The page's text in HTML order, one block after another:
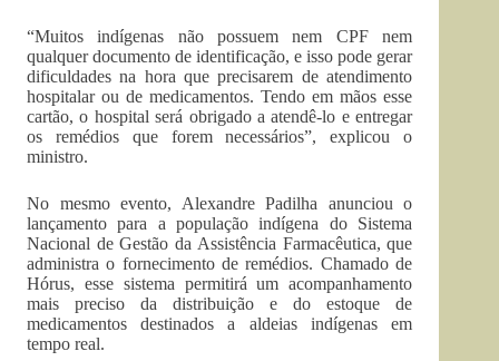
“Muitos indígenas não possuem nem CPF nem
qualquer documento de identificação, e isso pode gerar
dificuldades na hora que precisarem de atendimento
hospitalar ou de medicamentos. Tendo em mãos esse
cartão, o hospital será obrigado a atendê-lo e entregar
os remédios que forem necessários”, explicou o
ministro.
No mesmo evento, Alexandre Padilha anunciou o
lançamento para a população indígena do Sistema
Nacional de Gestão da Assistência Farmacêutica, que
administra o fornecimento de remédios. Chamado de
Hórus, esse sistema permitirá um acompanhamento
mais preciso da distribuição e do estoque de
medicamentos destinados a aldeias indígenas em
tempo real.